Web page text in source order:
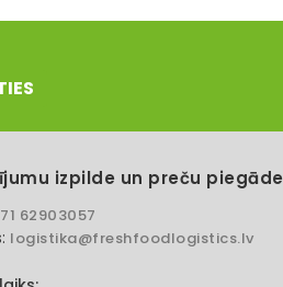
izpilde un preču piegāde
62903057
logistika@freshfoodlogistics.lv